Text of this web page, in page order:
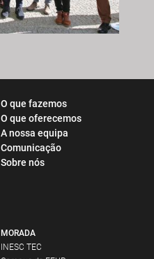
MORADA
INESC TEC
O que fazemos
O que oferecemos
A nossa equipa
Comunicação
Sobre nós